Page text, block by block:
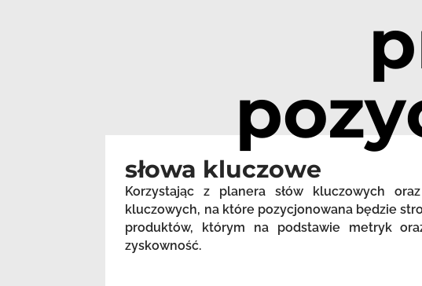
słowa kluczowe
Korzystając z planera słów kluczowych
kluczowych, na które pozycjonowana będzie
produktów, którym na podstawie metryk
zyskowność.